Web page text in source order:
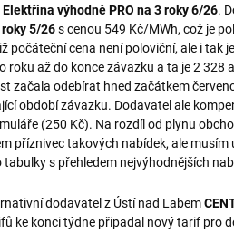
Elektřina výhodně PRO na 3 roky 6/26.
roky 5/26s cenou 549 Kč/MWh, což je
počáteční cena není poloviční, ale i tak
roku až do konce závazku a ta je 2 328
začala odebírat hned začátkem
období závazku. Dodavatel ale
(250 Kč). Na rozdíl od plynu
příznivec takových nabídek, ale
tabulky s přehledem nejvýhodnějších
dodavatel z Ústí nad Labem
ke konci týdne připadal nový tarif pro